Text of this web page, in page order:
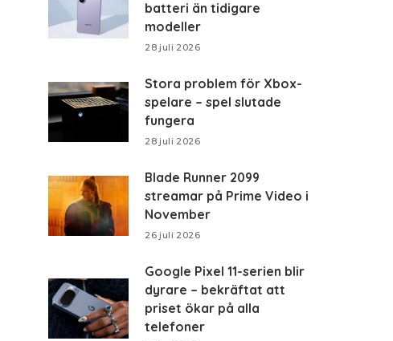
batteri än tidigare
modeller
28 juli 2026
Stora problem för Xbox-
spelare – spel slutade
fungera
28 juli 2026
Blade Runner 2099
streamar på Prime Video i
November
26 juli 2026
Google Pixel 11-serien blir
dyrare – bekräftat att
priset ökar på alla
telefoner